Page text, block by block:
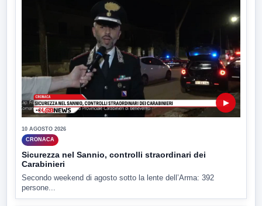
▶
10 AGOSTO 2026
CRONACA
Sicurezza nel Sannio, controlli straordinari dei
Carabinieri
Secondo weekend di agosto sotto la lente dell’Arma: 392
persone...